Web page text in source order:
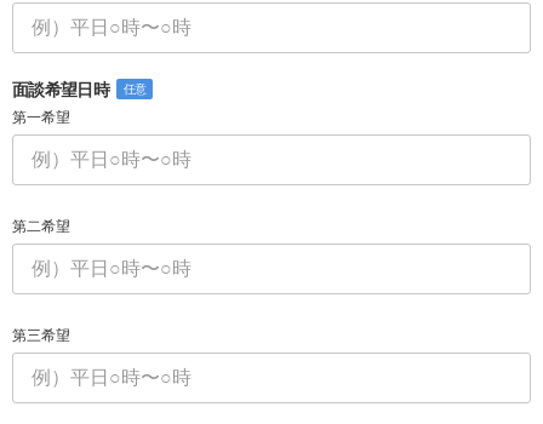
面談希望日時 任意
第一希望
第二希望
第三希望